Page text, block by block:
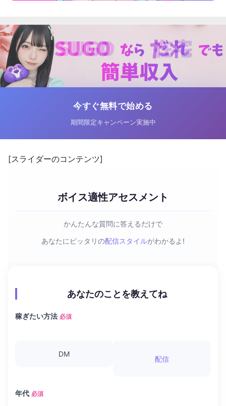
今すぐ無料で始める
期間限定キャンペーン実施中
[スライダーのコンテンツ]
ボイス適性アセスメント
かんたんな質問に答えるだけで
あなたにピッタリの配信スタイルがわかるよ!
あなたのことを教えてね
稼ぎたい方法 必須
DM
配信
年代 必須